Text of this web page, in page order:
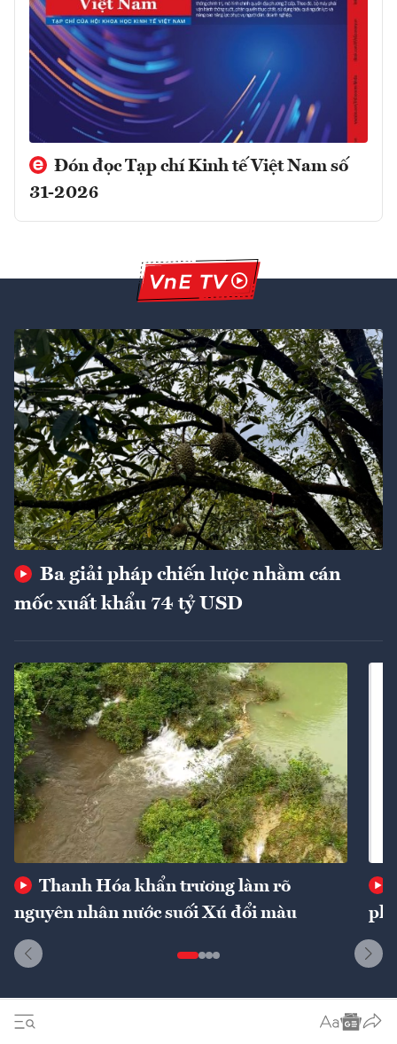
Đón đọc Tạp chí Kinh tế Việt Nam số
31-2026
Ba giải pháp chiến lược nhằm cán
mốc xuất khẩu 74 tỷ USD
Thanh Hóa khẩn trương làm rõ
nguyên nhân nước suối Xú đổi màu
phí